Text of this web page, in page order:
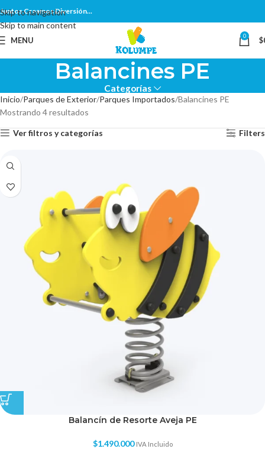
Skip to navigation
Skip to main content
Juntos Creamos Diversión...
MENU 0 $
Balancines PE
Categorías
Inicio Parques de Exterior Parques Importados Balancines PE
Mostrando 4 resultados
Ver filtros y categorías Filters
Balancín de Resorte Aveja PE
$1.490.000 IVA Incluido